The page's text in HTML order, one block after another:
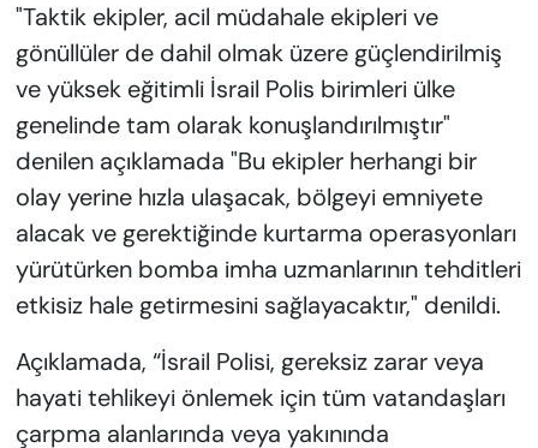
"Taktik ekipler, acil müdahale ekipleri ve
gönüllüler de dahil olmak üzere güçlendirilmiş
ve yüksek eğitimli İsrail Polis birimleri ülke
genelinde tam olarak konuşlandırılmıştır"
denilen açıklamada "Bu ekipler herhangi bir
olay yerine hızla ulaşacak, bölgeyi emniyete
alacak ve gerektiğinde kurtarma operasyonları
yürütürken bomba imha uzmanlarının tehditleri
etkisiz hale getirmesini sağlayacaktır," denildi.
Açıklamada, “İsrail Polisi, gereksiz zarar veya
hayati tehlikeyi önlemek için tüm vatandaşları
çarpma alanlarında veya yakınında